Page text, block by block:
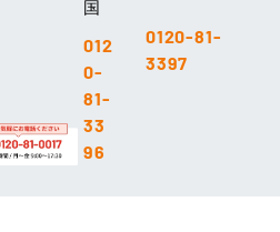
国
012
0-
81-
33
96
0120-81-
3397